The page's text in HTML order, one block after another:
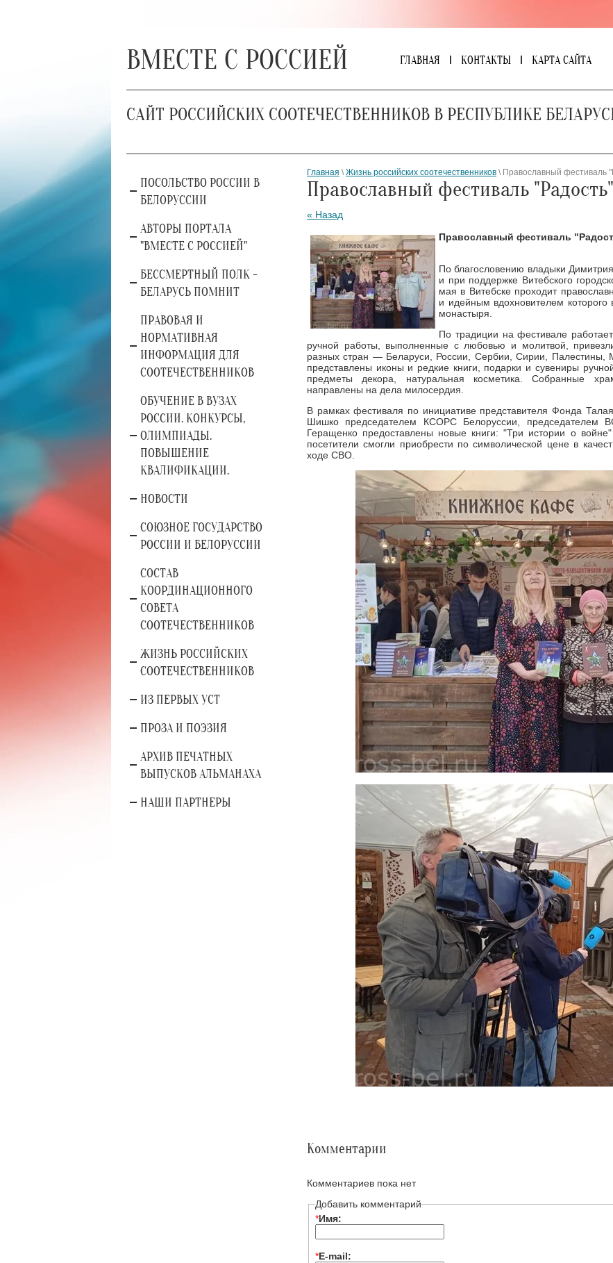
ВМЕСТЕ С РОССИЕЙ ГЛАВНАЯ КОНТАКТЫ КАРТА САЙТА
САЙТ РОССИЙСКИХ СООТЕЧЕСТВЕННИКОВ В РЕСПУБЛИКЕ
ПОСОЛЬСТВО РОССИИ В
БЕЛОРУССИИ
АВТОРЫ ПОРТАЛА
"ВМЕСТЕ С РОССИЕЙ"
БЕССМЕРТНЫЙ ПОЛК -
БЕЛАРУСЬ ПОМНИТ
ПРАВОВАЯ И
НОРМАТИВНАЯ
ИНФОРМАЦИЯ ДЛЯ
СООТЕЧЕСТВЕННИКОВ
ОБУЧЕНИЕ В ВУЗАХ
РОССИИ. КОНКУРСЫ,
ОЛИМПИАДЫ.
ПОВЫШЕНИЕ
КВАЛИФИКАЦИИ.
НОВОСТИ
СОЮЗНОЕ ГОСУДАРСТВО
РОССИИ И БЕЛОРУССИИ
СОСТАВ
КООРДИНАЦИОННОГО
СОВЕТА
СООТЕЧЕСТВЕННИКОВ
ЖИЗНЬ РОССИЙСКИХ
СООТЕЧЕСТВЕННИКОВ
ИЗ ПЕРВЫХ УСТ
ПРОЗА И ПОЭЗИЯ
АРХИВ ПЕЧАТНЫХ
ВЫПУСКОВ АЛЬМАНАХА
НАШИ ПАРТНЕРЫ
Главная \Жизнь российских соотечественников \ Православный фестиваль
Православный фестиваль
« Назад
Православный фестиваль
По благословению владыки
и при поддержке Витебского
мая в Витебске проходит
и идейным вдохновителем которого
монастыря.
По традиции на фестивале
ручной работы, выполненные с любовью и молитвой,
разных стран — Беларуси, России, Сербии, Сирии, Палестины,
представлены иконы и редкие книги, подарки и сувениры
предметы декора, натуральная косметика. Собранные
направлены на дела милосердия.
В рамках фестиваля по инициативе представителя Фонда
Шишко председателем КСОРС Белоруссии, председателем
Геращенко предоставлены новые книги: "Три истории о
посетители смогли приобрести по символической цене в
ходе СВО.
Комментарии
Комментариев пока нет
Добавить комментарий
*Имя:
*E-mail: